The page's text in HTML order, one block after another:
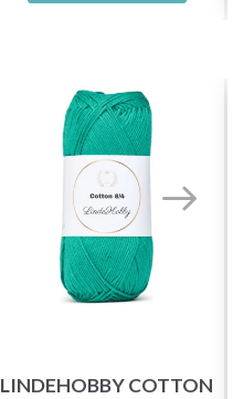
LINDEHOBBY COTTON